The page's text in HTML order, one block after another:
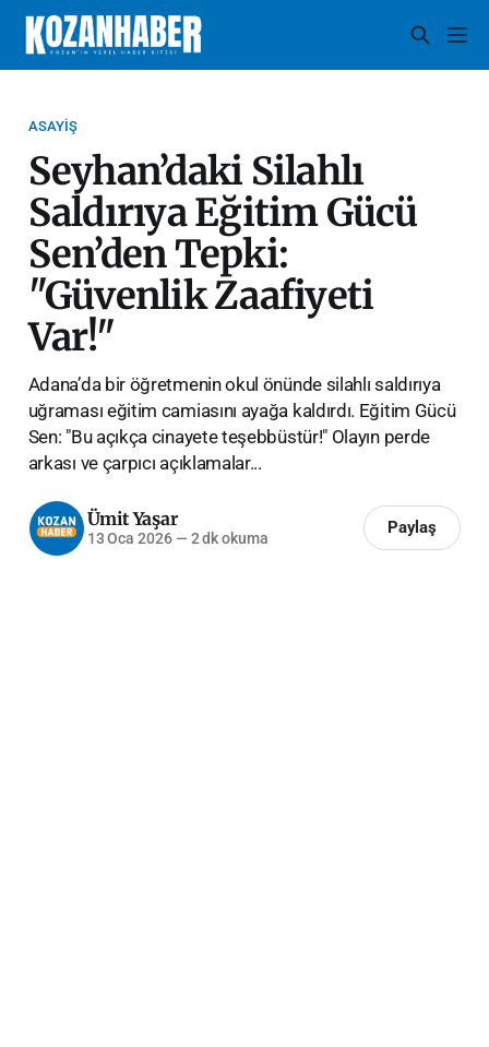
ASAYIŞ
Seyhan’daki Silahlı
Saldırıya Eğitim Gücü
Sen’den Tepki:
"Güvenlik Zaafiyeti
Var!"
Adana’da bir öğretmenin okul önünde silahlı saldırıya
uğraması eğitim camiasını ayağa kaldırdı. Eğitim Gücü
Sen: "Bu açıkça cinayete teşebbüstür!" Olayın perde
arkası ve çarpıcı açıklamalar...
Ümit Yaşar
13 Oca 2026 — 2 dk okuma
Paylaş